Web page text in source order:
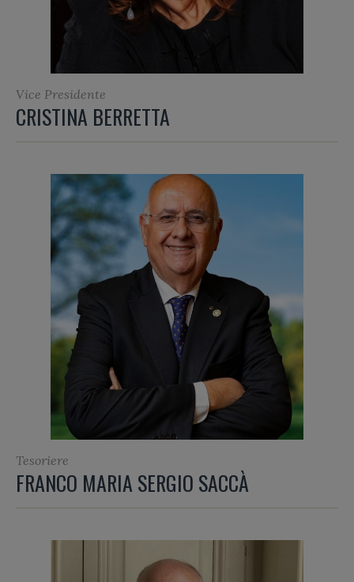
Vice Presidente
CRISTINA BERRETTA
Tesoriere
FRANCO MARIA SERGIO SACCÀ